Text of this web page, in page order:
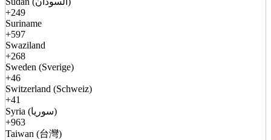
+249
Suriname
+597
Swaziland
+268
Sweden (Sverige)
+46
Switzerland (Schweiz)
+41
Syria (سوريا)
+963
Taiwan (台灣)